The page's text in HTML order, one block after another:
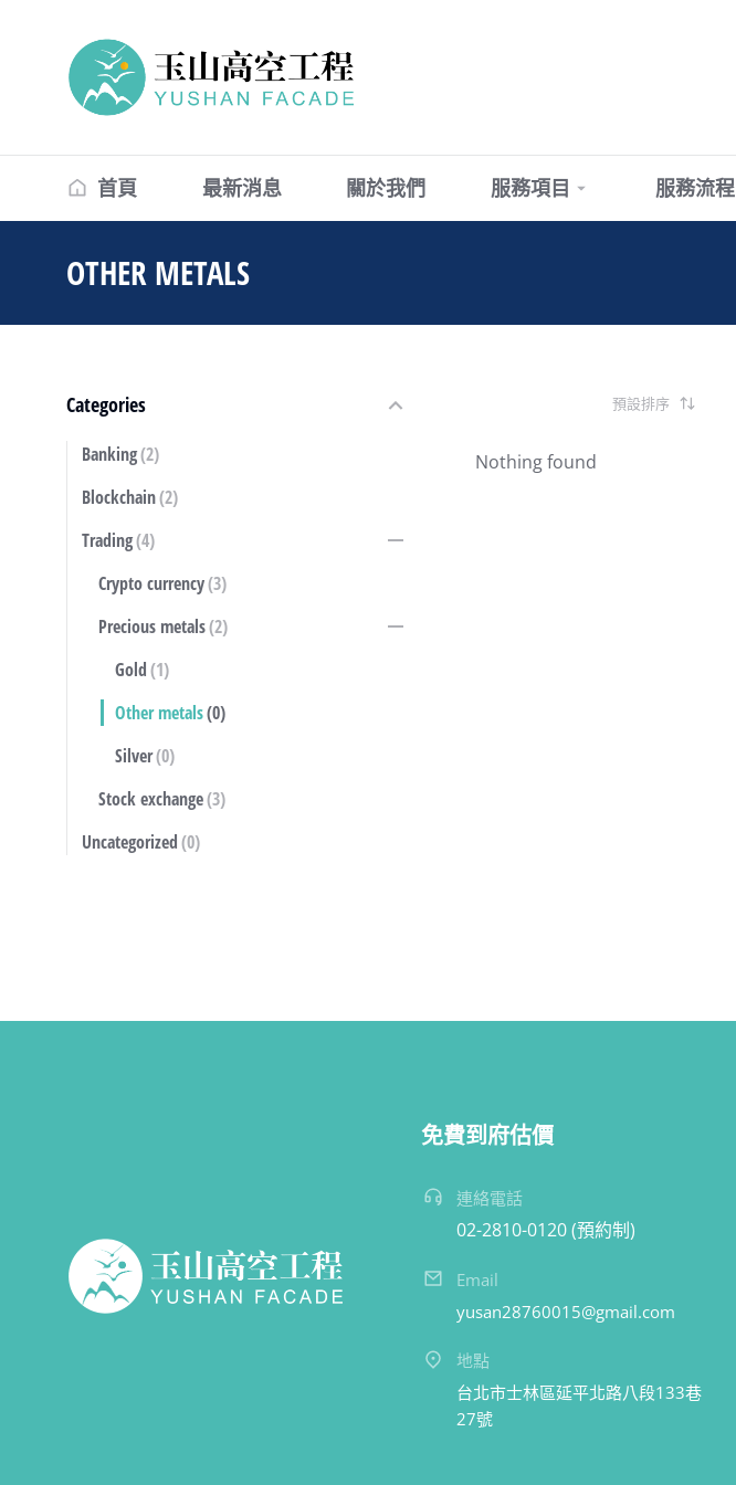
首頁 最新消息 關於我們 服務項目 服務流程
OTHER METALS
Categories
Banking(2)
Blockchain(2)
Trading(4)
Crypto currency(3)
Precious metals(2)
Gold(1)
Other metals(0)
Silver(0)
Stock exchange(3)
Uncategorized(0)
Nothing found
免費到府估價
連絡電話
02-2810-0120 (預約制)
Email
yusan28760015@gmail.com
地點
台北市士林區延平北路八段133巷
27號